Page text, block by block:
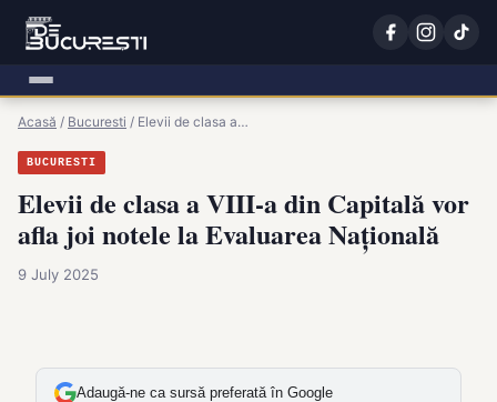
Acasă / Bucuresti / Elevii de clasa a…
BUCURESTI
Elevii de clasa a VIII-a din Capitală vor
afla joi notele la Evaluarea Națională
9 July 2025
Adaugă-ne ca sursă preferată în Google